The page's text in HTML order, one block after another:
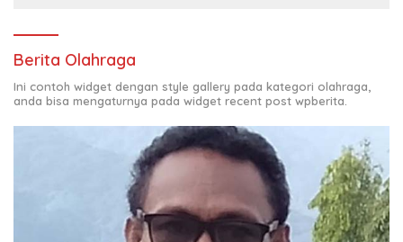
Berita Olahraga
Ini contoh widget dengan style gallery pada kategori olahraga,
anda bisa mengaturnya pada widget recent post wpberita.